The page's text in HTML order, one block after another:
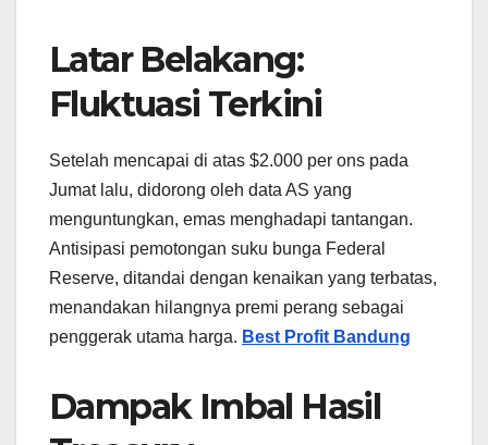
Latar Belakang:
Fluktuasi Terkini
Setelah mencapai di atas $2.000 per ons pada
Jumat lalu, didorong oleh data AS yang
menguntungkan, emas menghadapi tantangan.
Antisipasi pemotongan suku bunga Federal
Reserve, ditandai dengan kenaikan yang terbatas,
menandakan hilangnya premi perang sebagai
penggerak utama harga. Best Profit Bandung
Dampak Imbal Hasil